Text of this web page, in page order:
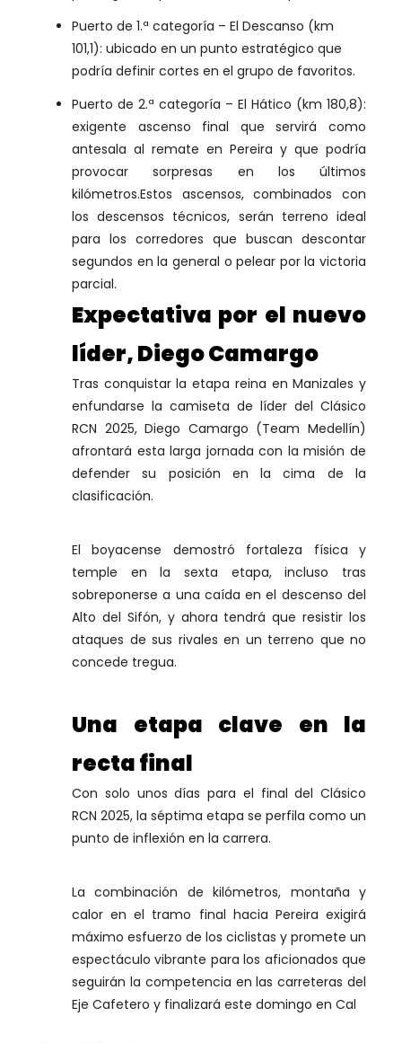
Puerto de 1.ª categoría – El Descanso (km
101,1): ubicado en un punto estratégico que
podría definir cortes en el grupo de favoritos.
Puerto de 2.ª categoría – El Hático (km 180,8):
exigente ascenso final que servirá como
antesala al remate en Pereira y que podría
provocar sorpresas en los últimos
kilómetros.Estos ascensos, combinados con
los descensos técnicos, serán terreno ideal
para los corredores que buscan descontar
segundos en la general o pelear por la victoria
parcial.
Expectativa por el nuevo
líder, Diego Camargo
Tras conquistar la etapa reina en Manizales y
enfundarse la camiseta de líder del Clásico
RCN 2025, Diego Camargo (Team Medellín)
afrontará esta larga jornada con la misión de
defender su posición en la cima de la
clasificación.
El boyacense demostró fortaleza física y
temple en la sexta etapa, incluso tras
sobreponerse a una caída en el descenso del
Alto del Sifón, y ahora tendrá que resistir los
ataques de sus rivales en un terreno que no
concede tregua.
Una etapa clave en la
recta final
Con solo unos días para el final del Clásico
RCN 2025, la séptima etapa se perfila como un
punto de inflexión en la carrera.
La combinación de kilómetros, montaña y
calor en el tramo final hacia Pereira exigirá
máximo esfuerzo de los ciclistas y promete un
espectáculo vibrante para los aficionados que
seguirán la competencia en las carreteras del
Eje Cafetero y finalizará este domingo en Cal